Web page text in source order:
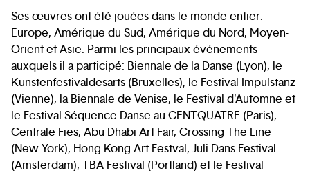
Ses œuvres ont été jouées dans le monde entier:
Europe, Amérique du Sud, Amérique du Nord, Moyen-
Orient et Asie. Parmi les principaux événements
auxquels il a participé: Biennale de la Danse (Lyon), le
Kunstenfestivaldesarts (Bruxelles), le Festival Impulstanz
(Vienne), la Biennale de Venise, le Festival d'Automne et
le Festival Séquence Danse au CENTQUATRE (Paris),
Centrale Fies, Abu Dhabi Art Fair, Crossing The Line
(New York), Hong Kong Art Festval, Juli Dans Festival
(Amsterdam), TBA Festival (Portland) et le Festival